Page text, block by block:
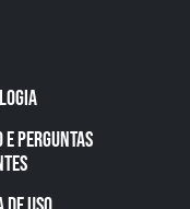
E PERGUNTAS